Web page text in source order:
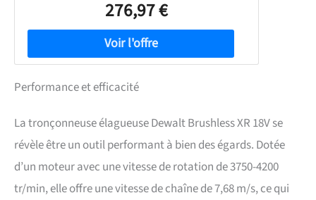
sur le chantier. GUIDE ET CHAÎNE OREGON
PREMIUM DE 30CM Équipée d’un guide et d’une
chaîne Oregon de 30 cm pour des résultats de
coupe nets, précis et professionnels. ENTRETIEN
automatique maintient la chaîne graissée,
prolongeant la durée de travail. RÉGLAGE RAPIDE
DE LA CHAÎNE Montage du guide et tension de la
chaîne sans outil pour des ajustements rapides et
faciles, minimisant les temps d’arrêt sur le
chantier. DÉMARRAGE ET CONTRÔLE
INSTANTANÉS La gâchette à vitesse variable
276,97 €
Performance et efficacité
La tronçonneuse élagueuse Dewalt Brushless XR 18V se
révèle être un outil performant à bien des égards. Dotée
d’un moteur avec une vitesse de rotation de 3750-4200
tr/min, elle offre une vitesse de chaîne de 7,68 m/s, ce qui